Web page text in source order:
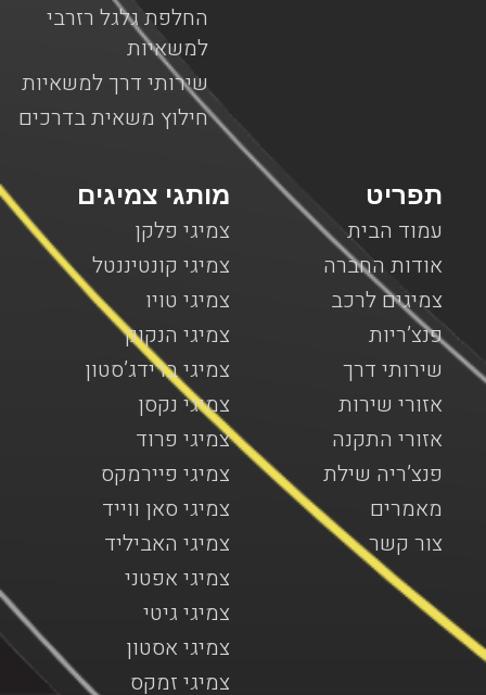
החלפת גלגל רזרבי
למשאיות
שירותי דרך למשאיות
חילוץ משאית בדרכים
מותגי צמיגים
צמיגי פלקן
צמיגי קונטיננטל
צמיגי טויו
צמיגי הנקוק
צמיגי ברידג’סטון
צמיגי נקסן
צמיגי פרוד
צמיגי פיירמקס
צמיגי סאן ווייד
צמיגי האביליד
צמיגי אפטני
צמיגי גיטי
צמיגי אסטון
צמיגי זמקס
תפריט
עמוד הבית
אודות החברה
צמיגים לרכב
פנצ’ריות
שירותי דרך
אזורי שירות
אזורי התקנה
פנצ’ריה שילת
מאמרים
צור קשר